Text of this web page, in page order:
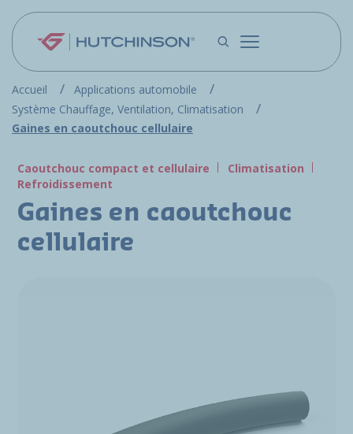
Aller au contenu principal
Accueil
Applications automobile
Système Chauffage, Ventilation, Climatisation
Gaines en caoutchouc cellulaire
Caoutchouc compact et cellulaire
Climatisation
Refroidissement
Gaines en caoutchouc
cellulaire